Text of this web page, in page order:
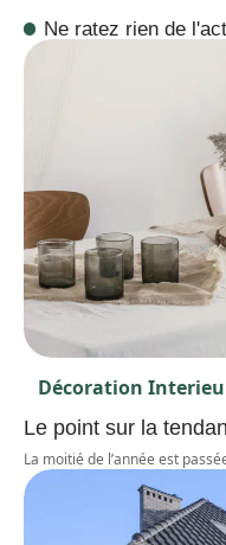
Ne ratez rien de
Décoration
Le point sur la
La moitié de l’année est